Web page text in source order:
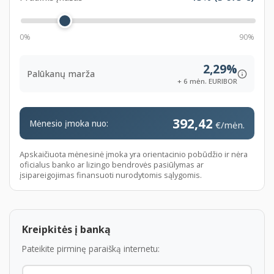
- Autopilotas su atstumo palaikymo sistema,
- Priekinis porankis,
- Priekiniai ir galiniai parkavimosi davikliai,
- Beraktė atrakinimo ir užvedimo sistema,
Galima pirkti lizingu per Jūsų pasirinktą lizingo
Swedbank bankuose. Šiam automobiliui bus taikomos
vos nuo2,5 %+ 6 mėn. EURIBOR palūkanos:
https://www.seb.lt/privatiems/kreditai/lizingas-
privatiems-klientams
https://www.swedbank.lt/private/credit/leasing/
language=LIT
Perkant lizingu pasirūpinsime automobilio
0% 90%
Palūkanų marža 2,29%
+ 6 mėn. EURIBOR
Mėnesio įmoka nuo: 392,42 €/mėn.
Apskaičiuota mėnesinė įmoka yra orientacinio pobūdžio ir nėra
oficialus banko ar lizingo bendrovės pasiūlymas ar
įsipareigojimas finansuoti nurodytomis sąlygomis.
Kreipkitės į banką
Pateikite pirminę paraišką internetu: